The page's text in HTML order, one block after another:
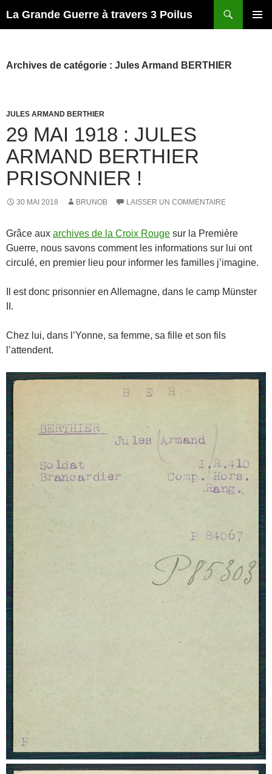
La Grande Guerre à travers 3 Poilus
Archives de catégorie : Jules Armand BERTHIER
JULES ARMAND BERTHIER
29 MAI 1918 : JULES
ARMAND BERTHIER
PRISONNIER !
30 MAI 2018 BRUNOB LAISSER UN COMMENTAIRE
Grâce aux archives de la Croix Rouge sur la Première
Guerre, nous savons comment les informations sur lui ont
circulé, en premier lieu pour informer les familles j’imagine.
Il est donc prisonnier en Allemagne, dans le camp Münster
II.
Chez lui, dans l’Yonne, sa femme, sa fille et son fils
l’attendent.